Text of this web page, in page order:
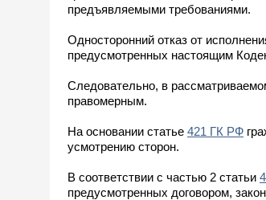
предъявляемыми требованиями.
Односторонний отказ от
предусмотренных настоящим
Следовательно, в
правомерным.
На основании статье 421 ГК РФ
усмотрению сторон.
В соответствии с частью 2 статьи
предусмотренных договором,